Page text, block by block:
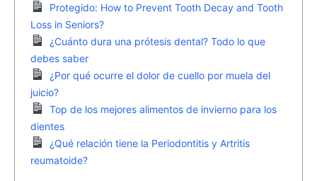
Protegido: How to Prevent Tooth Decay and Tooth
Loss in Seniors?
¿Cuánto dura una prótesis dental? Todo lo que
debes saber
¿Por qué ocurre el dolor de cuello por muela del
juicio?
Top de los mejores alimentos de invierno para los
dientes
¿Qué relación tiene la Periodontitis y Artritis
reumatoide?